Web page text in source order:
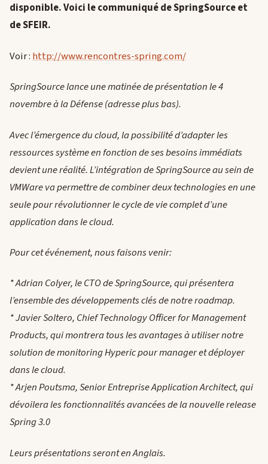
disponible. Voici le communiqué de SpringSource et
de SFEIR.
Voir : http://www.rencontres-spring.com/
SpringSource lance une matinée de présentation le 4
novembre à la Défense (adresse plus bas).
Avec l’émergence du cloud, la possibilité d’adapter les
ressources système en fonction de ses besoins immédiats
devient une réalité. L’intégration de SpringSource au sein de
VMWare va permettre de combiner deux technologies en une
seule pour révolutionner le cycle de vie complet d’une
application dans le cloud.
Pour cet événement, nous faisons venir:
* Adrian Colyer, le CTO de SpringSource, qui présentera
l’ensemble des développements clés de notre roadmap.
* Javier Soltero, Chief Technology Officer for Management
Products, qui montrera tous les avantages à utiliser notre
solution de monitoring Hyperic pour manager et déployer
dans le cloud.
* Arjen Poutsma, Senior Entreprise Application Architect, qui
dévoilera les fonctionnalités avancées de la nouvelle release
Spring 3.0
Leurs présentations seront en Anglais.